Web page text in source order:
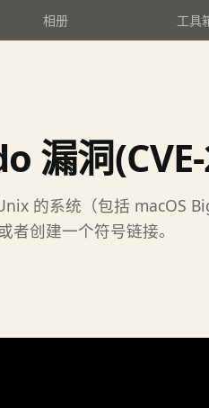
相册 工具
漏洞
的系统（包括 macOS
创建一个符号链接。